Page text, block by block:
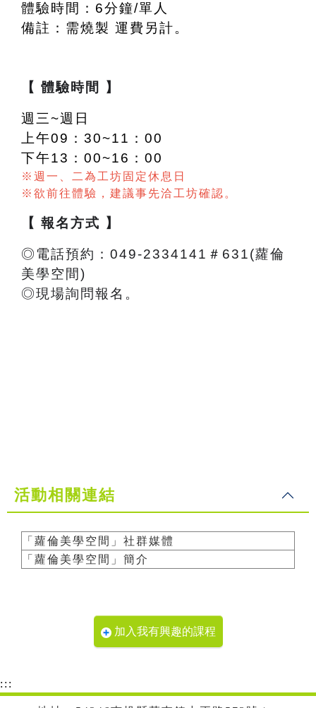
體驗時間：6分鐘/單人
備註：需燒製 運費另計。
【 體驗時間 】
週三~週日
上午09：30~11：00
下午13：00~16：00
※週一、二為工坊固定休息日
※欲前往體驗，建議事先洽工坊確認。
【 報名方式 】
◎電話預約：049-2334141＃631(蘿倫
美學空間)
◎現場詢問報名。
活動相關連結
「蘿倫美學空間」社群媒體
「蘿倫美學空間」簡介
加入我有興趣的課程
:::